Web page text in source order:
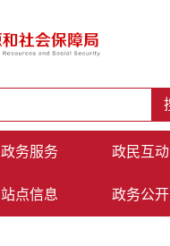
政务服务 政民互动
站点信息 政务公开